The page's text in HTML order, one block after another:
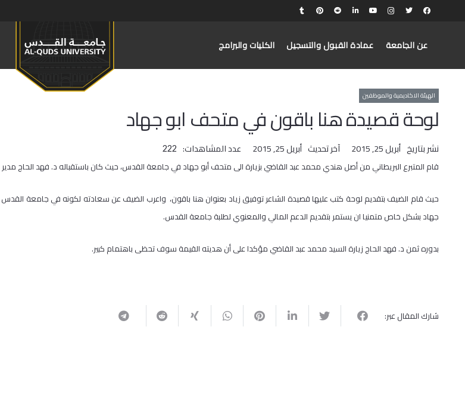
عن الجامعة عمادة القبول والتسجيل الكليات والبرامج
الهيئة الاكاديمية والموظفين
لوحة قصيدة هنا باقون في متحف ابو جهاد
نشر بتاريخ أبريل 25, 2015 آخر تحديث أبريل 25, 2015 عدد المشاهدات: 222
قام المتبرع البريطاني من أصل هندي محمد عبد القاضي بزيارة الى متحف أبو جهاد في جامعة القدس، حيث كان باستقباله د. فهد الحاج مدير
​حيث قام الضيف بتقديم لوحة كتب عليها قصيدة الشاعر توفيق زياد بعنوان هنا باقون، واعرب الضيف عن سعادته لكونه في جامعة
جهاد بشكل خاص متمنيا ان يستمر بتقديم الدعم المالي والمعنوي لطلبة جامعة القدس.
​بدوره ثمن د. فهد الحاج زيارة السيد محمد عبد القاضي مؤكدا على أن هديته القيمة سوف تحظى باهتمام كبير.
شارك المقال عبر: